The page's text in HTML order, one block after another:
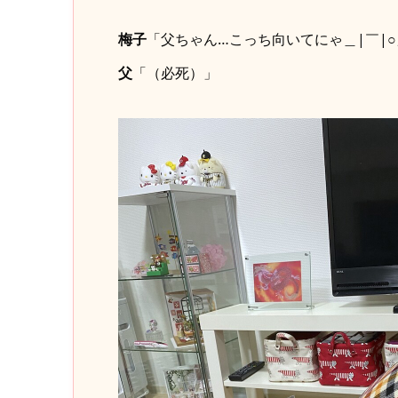
梅子「父ちゃん…こっち向いてにゃ＿|￣
父「（必死）」